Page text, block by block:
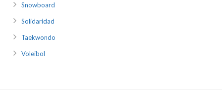
Snowboard
Solidaridad
Taekwondo
Voleibol